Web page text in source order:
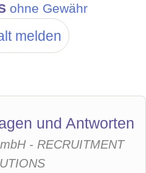
ohne Gewähr
melden
und Antworten
- RECRUITMENT